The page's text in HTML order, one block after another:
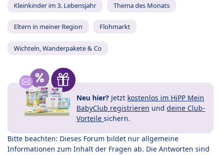
Kleinkinder im 3. Lebensjahr Thema des Monats
Eltern in meiner Region Flohmarkt
Wichteln, Wanderpakete & Co
Neu hier? Jetzt kostenlos im HiPP Mein
BabyClub registrieren und deine Club-
Vorteile sichern.
Bitte beachten: Dieses Forum bildet nur allgemeine
Informationen zum Inhalt der Fragen ab. Die Antworten sind